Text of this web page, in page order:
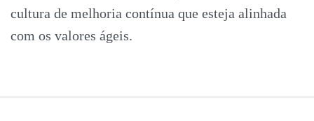
cultura de melhoria contínua que esteja alinhada
com os valores ágeis.